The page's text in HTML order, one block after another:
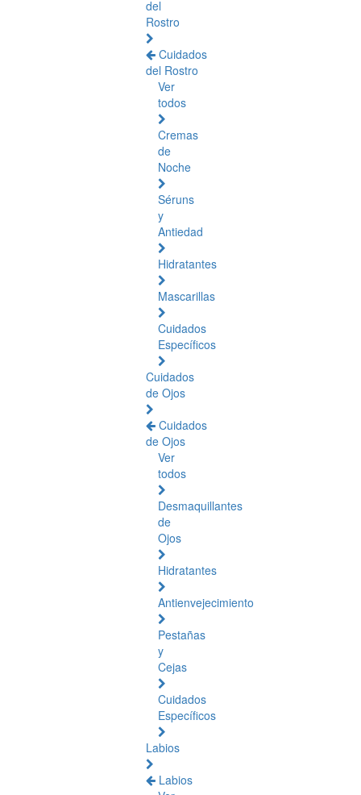
del
Rostro
Cuidados
del Rostro
Ver
todos
Cremas
de
Noche
Séruns
y
Antiedad
Hidratantes
Mascarillas
Cuidados
Específicos
Cuidados
de Ojos
Cuidados
de Ojos
Ver
todos
Desmaquillantes
de
Ojos
Hidratantes
Antienvejecimiento
Pestañas
y
Cejas
Cuidados
Específicos
Labios
Labios